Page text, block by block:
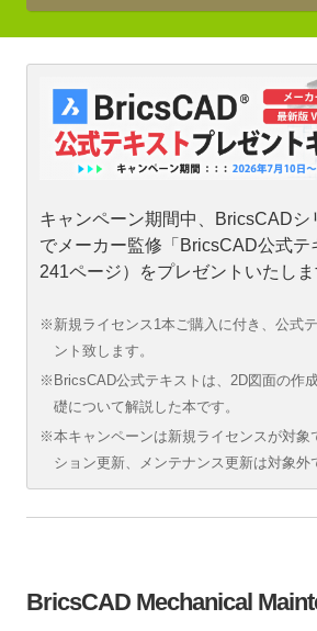
キャンペーン期間中、BricsCADシ
でメーカー監修「BricsCAD公式テ
241ページ）をプレゼントいたしま
※新規ライセンス1本ご購入に付き、公式
ント致します。
※BricsCAD公式テキストは、2D図面の作
礎について解説した本です。
※本キャンペーンは新規ライセンスが対象
ション更新、メンテナンス更新は対象外
BricsCAD Mechanical